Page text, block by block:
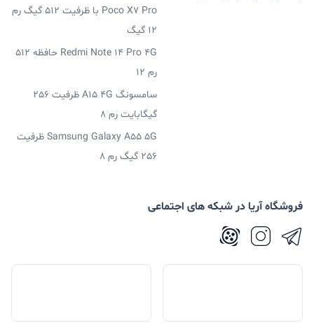
Poco X7 Pro با ظرفیت 512 گیگ رم
12 گیگ
Redmi Note 14 Pro 4G حافظه 512
رم 12
سامسونگ A15 4G ظرفیت 256
گیگابایت رم 8
Samsung Galaxy A55 5G ظرفیت
256 گیگ رم 8
فروشگاه آریا در شبکه های اجتماعی